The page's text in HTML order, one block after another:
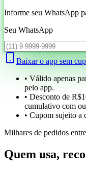
Informe seu WhatsApp
Seu WhatsApp
Baixar o app sem
• Válido apenas
pelo app.
• Desconto de
cumulativo com
• Cupom sujeito a
Milhares de pedidos
Quem usa,